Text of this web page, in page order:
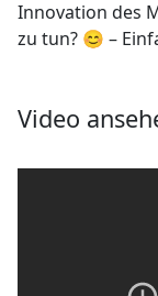
Innovation des
zu tun? 😊 –
Video